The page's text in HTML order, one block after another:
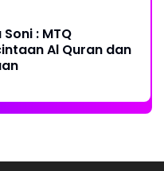
: MTQ
Al Quran dan